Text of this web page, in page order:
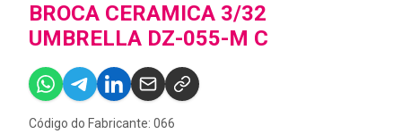
BROCA CERAMICA 3/32
UMBRELLA DZ-055-M C
Código do Fabricante: 066